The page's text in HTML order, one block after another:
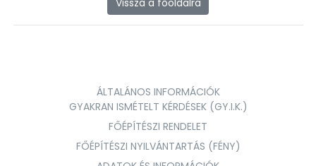
Vissza a főoldalra
ÁLTALÁNOS INFORMÁCIÓK
GYAKRAN ISMÉTELT KÉRDÉSEK (GY.I.K.)
FŐÉPÍTÉSZI RENDELET
FŐÉPÍTÉSZI NYILVÁNTARTÁS (FÉNY)